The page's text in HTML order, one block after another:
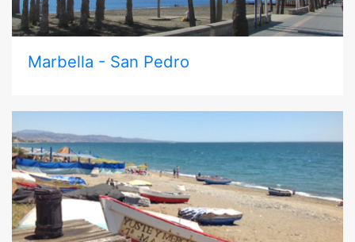
Marbella - San Pedro